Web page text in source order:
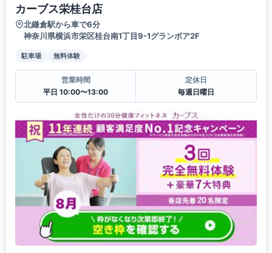
カーブス栄桂台店
北鎌倉駅から車で6分
神奈川県横浜市栄区桂台南1丁目9-1グランボア2F
駐車場 無料体験
営業時間
平日 10:00〜13:00
定休日
毎週日曜日